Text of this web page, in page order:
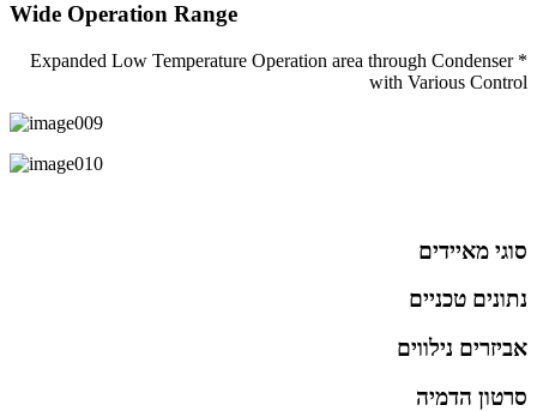
Wide Operation Range
* Expanded Low Temperature Operation area through Condenser
with Various Control
סוגי מאיידים
נתונים טכניים
אביזרים נילווים
סרטון הדמיה